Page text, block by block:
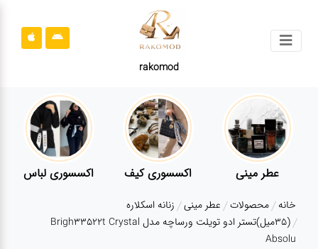
rakomod
محصولات
قوانین
سایت
ارتباط
درباره
عطر مینی اکسسوری کیف اکسسوری لباس
خانه محصولات عطر مینی زنانه اسکلاره
(35میل)تستر ادو تویلت ورساچه مدل Brigh33522t Crystal
Absolu